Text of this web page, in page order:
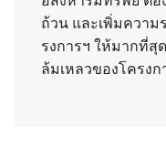
ถ้วน และเพิ่มความ
รงการฯ ให้มากที่สุ
ล้มเหลวของโครง